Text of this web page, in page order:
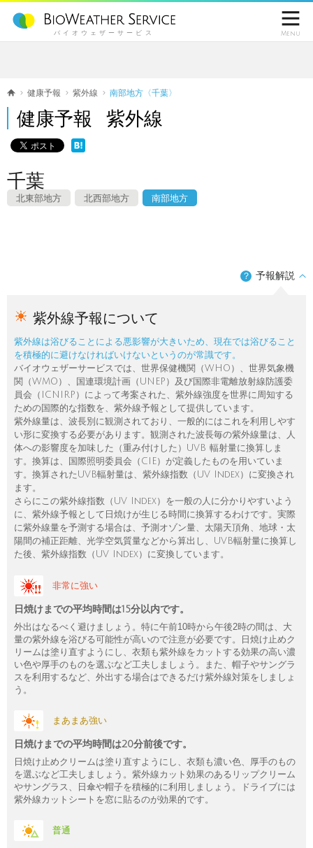
バイオウェザーサービス

Menu
健康予報 紫外線 南部地方〈千葉〉
健康予報 紫外線
千葉
北東部地方 北西部地方 南部地方
？ 予報解説
紫外線予報について
紫外線は浴びることによる悪影響が大きいため、現在では浴びること
を積極的に避けなければいけないというのが常識です。
バイオウェザーサービスでは、世界保健機関（WHO）、世界気象機
関（WMO）、国連環境計画（UNEP）及び国際非電離放射線防護委
員会（ICNIRP）によって考案された、紫外線強度を世界に周知する
ための国際的な指数を、紫外線予報として提供しています。
紫外線量は、波長別に観測されており、一般的にはこれを利用しやす
い形に変換する必要があります。観測された波長毎の紫外線量は、人
体への影響度を加味した（重み付けした）UVB 輻射量に換算しま
す。換算は、国際照明委員会（CIE）が定義したものを用いていま
す。換算されたUVB輻射量は、紫外線指数（UV Index）に変換され
ます。
さらにこの紫外線指数（UV Index）を一般の人に分かりやすいよう
に、紫外線予報として日焼けが生じる時間に換算するわけです。実際
に紫外線量を予測する場合は、予測オゾン量、太陽天頂角、地球・太
陽間の補正距離、光学空気質量などから算出し、UVB輻射量に換算し
た後、紫外線指数（UV Index）に変換しています。
非常に強い
日焼けまでの平均時間は15分以内です。
外出はなるべく避けましょう。特に午前10時から午後2時の間は、大
量の紫外線を浴びる可能性が高いので注意が必要です。日焼け止めク
リームは塗り直すようにし、衣類も紫外線をカットする効果の高い濃
い色や厚手のものを選ぶなど工夫しましょう。また、帽子やサングラ
スを利用するなど、外出する場合はできるだけ紫外線対策をしましょ
う。
まあまあ強い
日焼けまでの平均時間は20分前後です。
日焼け止めクリームは塗り直すようにし、衣類も濃い色、厚手のもの
を選ぶなど工夫しましょう。紫外線カット効果のあるリップクリーム
やサングラス、日傘や帽子を積極的に利用しましょう。ドライブには
紫外線カットシートを窓に貼るのが効果的です。
普通